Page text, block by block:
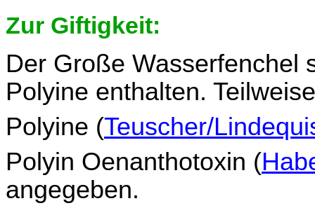
Zur Giftigkeit:
Der Große Wasserfenchel
Polyine enthalten.
Polyine (Teuscher/
Polyin Oenanthotoxin (
angegeben.